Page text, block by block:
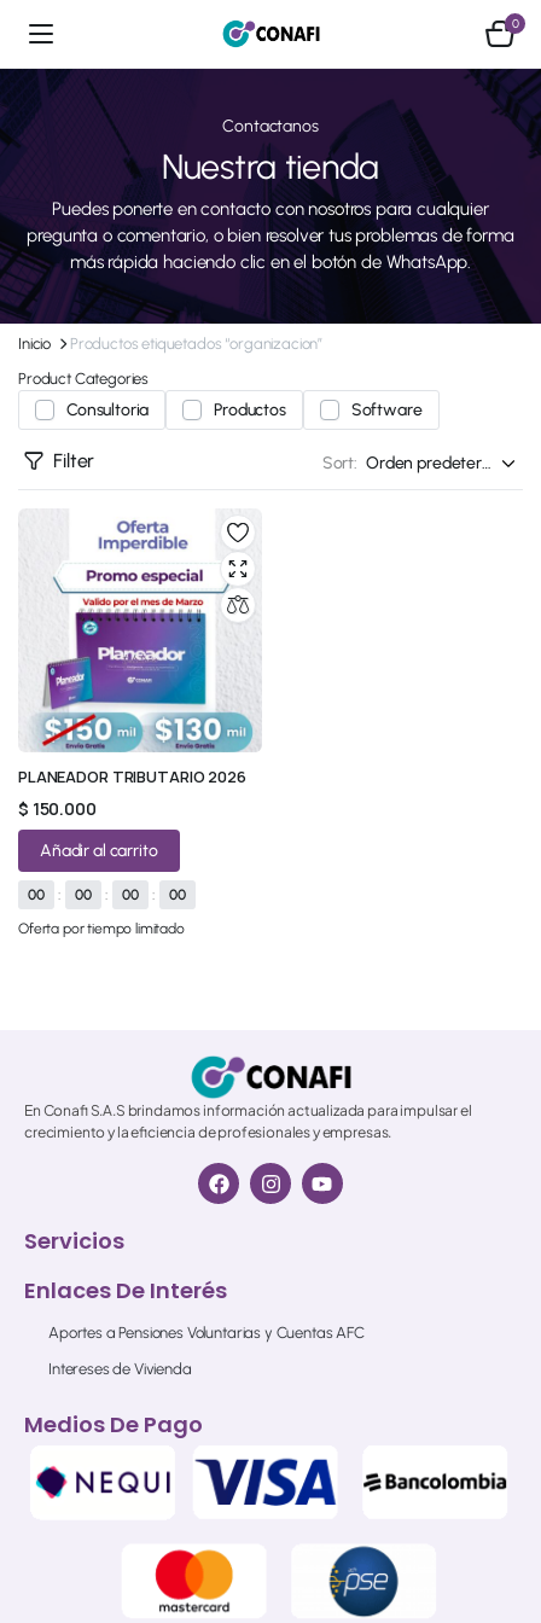
0
Contactanos
Nuestra tienda
Puedes ponerte en contacto con nosotros para cualquier
pregunta o comentario, o bien resolver tus problemas de forma
más rápida haciendo clic en el botón de WhatsApp.
Inicio
Productos etiquetados “organizacion”
Product Categories
Consultoria Productos Software
Filter Sort:
PLANEADOR TRIBUTARIO 2026
$ 150.000
Añadir al carrito
00 : 00 : 00 :
00
Oferta por tiempo limitado
En Conafi S.A.S brindamos información actualizada para impulsar el
crecimiento y la eficiencia de profesionales y empresas.
Servicios
Enlaces De Interés
Aportes a Pensiones Voluntarias y Cuentas AFC
Intereses de Vivienda
Medios De Pago